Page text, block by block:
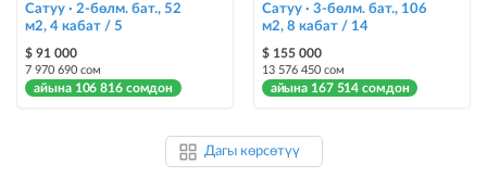
Сатуу · 2-бөлм. бат., 52
м2, 4 кабат / 5
$ 91 000
7 970 690 сом
айына 106 816 сомдон
Сатуу · 3-бөлм. бат., 106
м2, 8 кабат / 14
$ 155 000
13 576 450 сом
айына 167 514 сомдон
Дагы көрсөтүү